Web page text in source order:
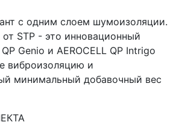
с одним слоем шумоизоляции.
STP - это инновационный
Genio и AEROCELL QP Intrigo
виброизоляцию и
минимальный добавочный вес